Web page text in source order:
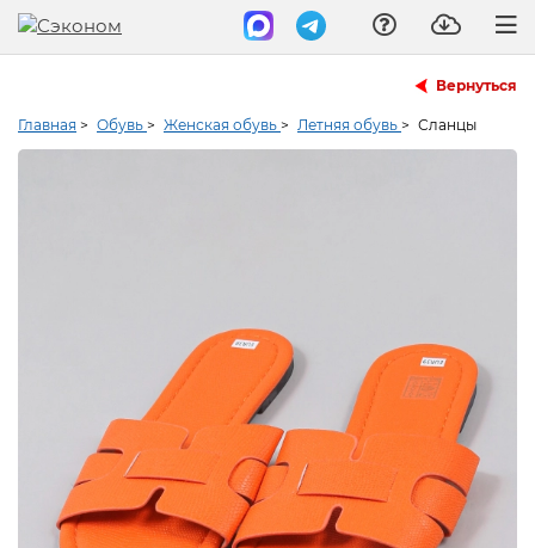
Вернуться
Главная > Обувь > Женская обувь > Летняя обувь > Сланцы